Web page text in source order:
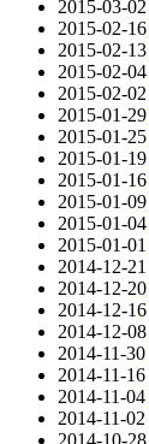
2015-03-02
2015-02-16
2015-02-13
2015-02-04
2015-02-02
2015-01-29
2015-01-25
2015-01-19
2015-01-16
2015-01-09
2015-01-04
2015-01-01
2014-12-21
2014-12-20
2014-12-16
2014-12-08
2014-11-30
2014-11-16
2014-11-04
2014-11-02
2014-10-28